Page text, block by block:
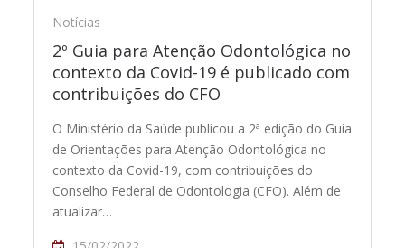
Notícias
2º Guia para Atenção Odontológica no
contexto da Covid-19 é publicado com
contribuições do CFO
O Ministério da Saúde publicou a 2ª edição do Guia
de Orientações para Atenção Odontológica no
contexto da Covid-19, com contribuições do
Conselho Federal de Odontologia (CFO). Além de
atualizar…